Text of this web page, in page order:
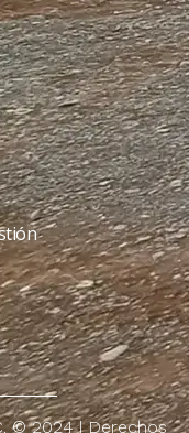
© 2024 | Derechos